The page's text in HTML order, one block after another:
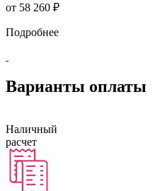
от 58 260 ₽
Подробнее
Варианты оплаты
Наличный
расчет